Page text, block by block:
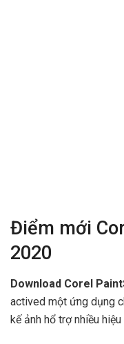
Điểm mới
2020
Download Corel
actived một ứng dụng
kế ảnh hổ trợ nhiều